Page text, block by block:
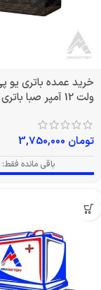
ولت 12 آمپر صبا باتری
تومان
باقی مانده فقط: